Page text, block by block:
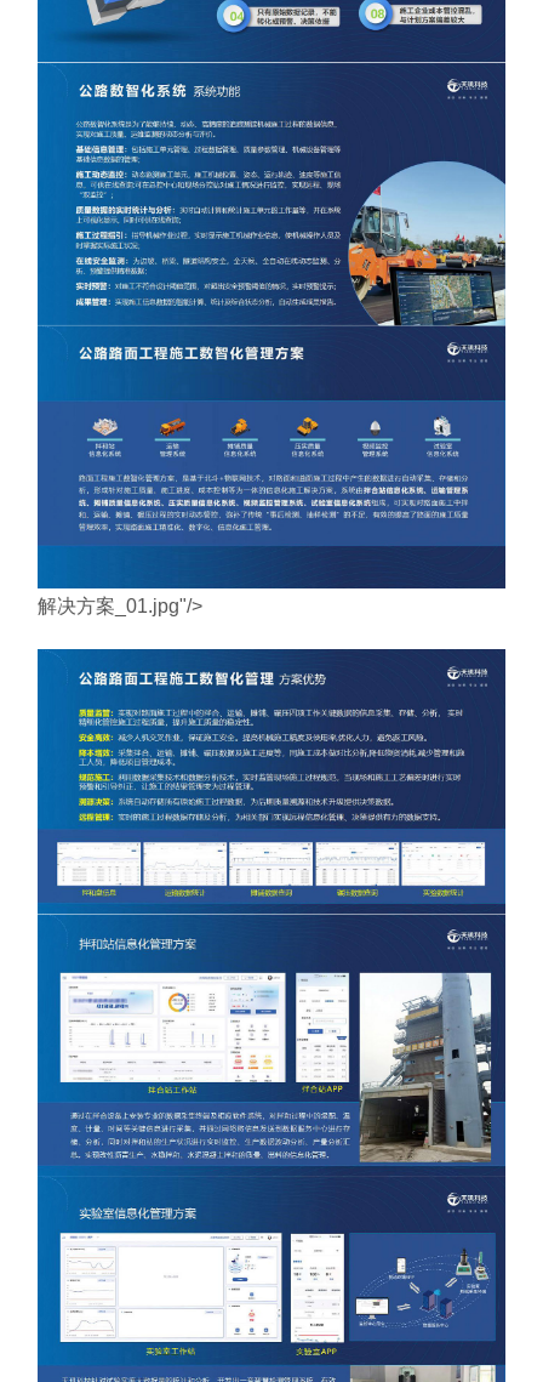
解决方案_01.jpg"/>